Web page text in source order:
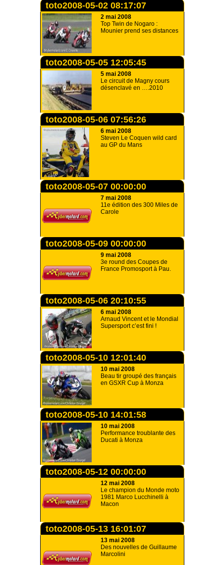
toto2008-05-02 08:17:07
2 mai 2008
Top Twin de Nogaro :
Mounier prend ses distances
toto2008-05-05 12:05:45
5 mai 2008
Le circuit de Magny cours
désenclavé en ….2010
toto2008-05-06 07:56:26
6 mai 2008
Steven Le Coquen wild card
au GP du Mans
toto2008-05-07 00:00:00
7 mai 2008
11e édition des 300 Miles de
Carole
toto2008-05-09 00:00:00
9 mai 2008
3e round des Coupes de
France Promosport à Pau.
toto2008-05-06 20:10:55
6 mai 2008
Arnaud Vincent et le Mondial
Supersport c’est fini !
toto2008-05-10 12:01:40
10 mai 2008
Beau tir groupé des français
en GSXR Cup à Monza
toto2008-05-10 14:01:58
10 mai 2008
Performance troublante des
Ducati à Monza
toto2008-05-12 00:00:00
12 mai 2008
Le champion du Monde moto
1981 Marco Lucchinelli à
Macon
toto2008-05-13 16:01:07
13 mai 2008
Des nouvelles de Guillaume
Marcolini